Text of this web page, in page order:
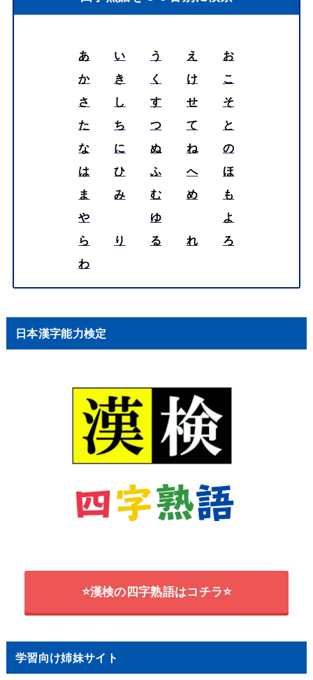
あ い う え
お
か
き く け
こ
さ
し す せ
そ
た
ち つ て
と
な
に ぬ ね
の
は
ひ ふ へ
ほ
ま
み む め
も
や
ゆ
よ
ら
り る れ
ろ
わ
日本漢字能力検定
⭐漢検の四字熟語はコチラ⭐
学習向け姉妹サイト